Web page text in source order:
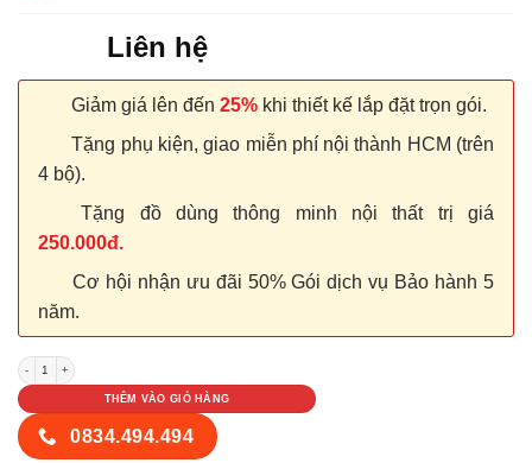
Liên hệ
Giảm giá lên đến 25% khi thiết kế lắp đặt trọn gói.
Tặng phụ kiện, giao miễn phí nội thành HCM (trên
4 bộ).
Tặng đồ dùng thông minh nội thất trị giá
250.000đ.
Cơ hội nhận ưu đãi 50% Gói dịch vụ Bảo hành 5
năm.
NỘI THẤT TỦ GỖ KỆ GỖ 60 số lượng
THÊM VÀO GIỎ HÀNG
0834.494.494